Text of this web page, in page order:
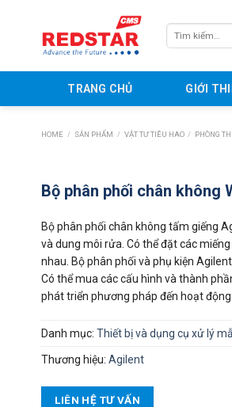
Tìm
kiếm:
TRANG CHỦ GIỚI
HOME / SẢN PHẨM / VẬT TƯ TIÊU HAO / PHÒNG
Bộ phân phối chân không
Bộ phân phối chân không tấm giếng
và dung môi rửa. Có thể đặt các
nhau. Bộ phân phối và phụ kiện
Có thể mua các cấu hình và thành
phát triển phương pháp đến hoạt
Danh mục: Thiết bị và dụng cụ xử lý
Thương hiệu: Agilent
LIÊN HỆ TƯ VẤN